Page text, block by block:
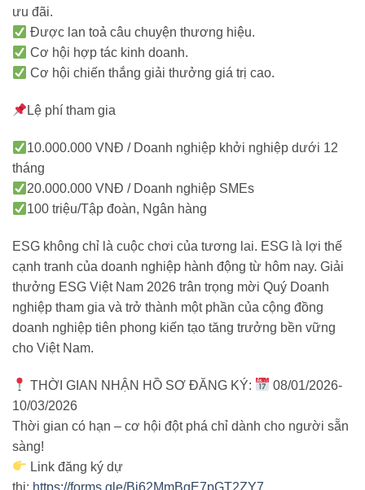
ưu đãi.
Được lan toả câu chuyện thương hiệu.
Cơ hội hợp tác kinh doanh.
Cơ hội chiến thắng giải thưởng giá trị cao.
Lệ phí tham gia
10.000.000 VNĐ / Doanh nghiệp khởi nghiệp dưới 12
tháng
20.000.000 VNĐ / Doanh nghiệp SMEs
100 triệu/Tập đoàn, Ngân hàng
ESG không chỉ là cuộc chơi của tương lai. ESG là lợi thế
cạnh tranh của doanh nghiệp hành động từ hôm nay. Giải
thưởng ESG Việt Nam 2026 trân trọng mời Quý Doanh
nghiệp tham gia và trở thành một phần của cộng đồng
doanh nghiệp tiên phong kiến tạo tăng trưởng bền vững
cho Việt Nam.
THỜI GIAN NHẬN HỒ SƠ ĐĂNG KÝ:
08/01/2026-
10/03/2026
Thời gian có hạn – cơ hội đột phá chỉ dành cho người sẵn
sàng!
Link đăng ký dự
thi: https://forms.gle/Bi62MmBqE7pGT2ZY7